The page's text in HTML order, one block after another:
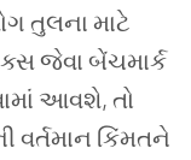
તુલના માટે
જેવા બેંચમાર્ક
આવશે, તો
વર્તમાન કિંમતને